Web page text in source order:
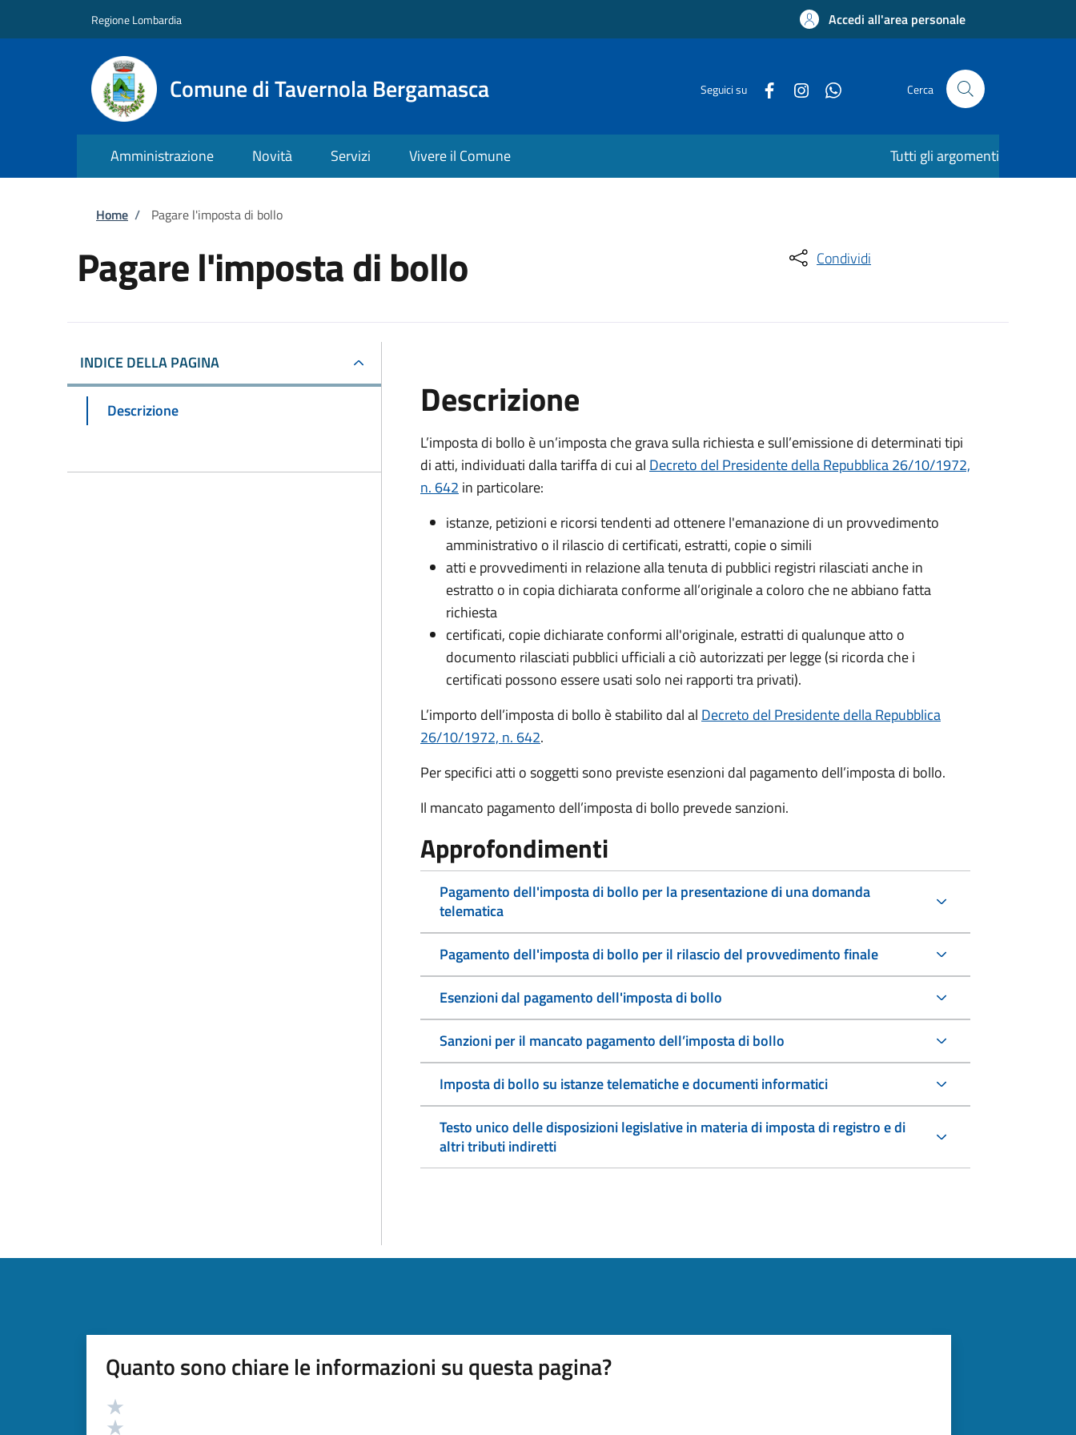
Regione Lombardia Accedi all'area personale
Comune di Tavernola Bergamasca Seguici su Cerca
Amministrazione Novità Servizi Vivere il Comune Tutti gli argomenti
Briciole di pane
Home / Pagare l'imposta di bollo
Pagare l'imposta di bollo Condividi
INDICE DELLA PAGINA
Descrizione Descrizione
L’imposta di bollo è un’imposta che grava sulla richiesta e sull’emissione di determinati tipi
di atti, individuati dalla tariffa di cui al Decreto del Presidente della Repubblica 26/10/1972,
n. 642 in particolare:
istanze, petizioni e ricorsi tendenti ad ottenere l'emanazione di un provvedimento
amministrativo o il rilascio di certificati, estratti, copie o simili
atti e provvedimenti in relazione alla tenuta di pubblici registri rilasciati anche in
estratto o in copia dichiarata conforme all’originale a coloro che ne abbiano fatta
richiesta
certificati, copie dichiarate conformi all'originale, estratti di qualunque atto o
documento rilasciati pubblici ufficiali a ciò autorizzati per legge (si ricorda che i
certificati possono essere usati solo nei rapporti tra privati).
L’importo dell’imposta di bollo è stabilito dal al Decreto del Presidente della Repubblica
26/10/1972, n. 642.
Per specifici atti o soggetti sono previste esenzioni dal pagamento dell’imposta di bollo.
Il mancato pagamento dell’imposta di bollo prevede sanzioni.
Approfondimenti
Pagamento dell'imposta di bollo per la presentazione di una domanda
telematica
Pagamento dell'imposta di bollo per il rilascio del provvedimento finale
Esenzioni dal pagamento dell'imposta di bollo
Sanzioni per il mancato pagamento dell’imposta di bollo
Imposta di bollo su istanze telematiche e documenti informatici
Testo unico delle disposizioni legislative in materia di imposta di registro e di
altri tributi indiretti
Quanto sono chiare le informazioni su questa pagina?
Valutazione